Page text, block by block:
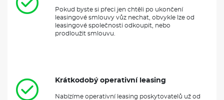
Pokud byste si přeci jen chtěli po ukončení
leasingové smlouvy vůz nechat, obvykle lze od
leasingové společnosti odkoupit, nebo
prodloužit smlouvu.
Krátkodobý operativní leasing
Nabízíme operativní leasing poskytovatelů už od